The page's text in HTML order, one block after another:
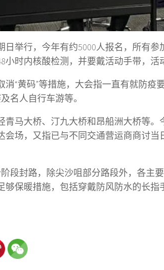
日举行，今年有约5000人报名，所有
小时内核酸检测，并要戴活动手带，活
消“黄码”等措施，大会指一直有就防
名人自行车游等。
青马大桥、汀九大桥和昂船洲大桥等
会场，又指已与不同交通营运商商讨
段封路，除尖沙咀部分路段外，各主
够保暖措施，包括穿戴防风防水的长指